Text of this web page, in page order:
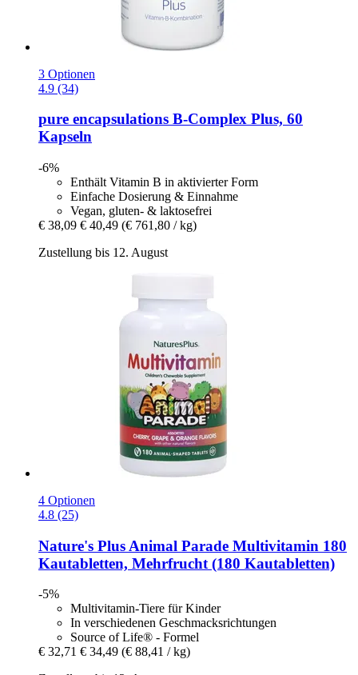
3 Optionen
4.9 (34)
pure encapsulations B-​Complex Plus, 60
Kapseln
-6%
Enthält Vitamin B in aktivierter Form
Einfache Dosierung & Einnahme
Vegan, gluten- & laktosefrei
€ 38,09 € 40,49 (€ 761,80 / kg)
Zustellung bis 12. August
4 Optionen
4.8 (25)
Nature's Plus Animal Parade Multivitamin 180
Kautabletten, Mehrfrucht (180 Kautabletten)
-5%
Multivitamin-Tiere für Kinder
In verschiedenen Geschmacksrichtungen
Source of Life® - Formel
€ 32,71 € 34,49 (€ 88,41 / kg)